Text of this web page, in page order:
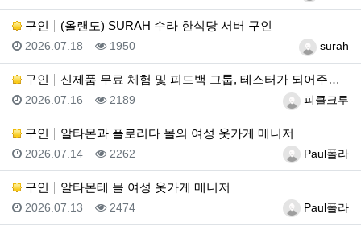
구인 (올랜도) SURAH 수라 한식당 서버 구인
등록자surah
등록일
2026.07.18 조회
1950
구인 신제품 무료 체험 및 피드백 그룹, 테스터가 되어주세요…
등록자피클크루
등록일
2026.07.16 조회
2189
구인 알타몬과 플로리다 몰의 여성 옷가게 메니저
등록자Paul폴라
등록일
2026.07.14 조회
2262
구인 알타몬테 몰 여성 옷가게 메니저
등록자Paul폴라
등록일
2026.07.13 조회
2474